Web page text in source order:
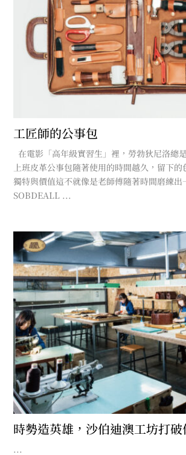
工匠師的公事包
在電影「高年級實習生」裡，勞勃狄尼洛總
上班皮革公事包隨著使用的時間越久，留下
獨特與價值這不就像是老師傅隨著時間磨練出
SOBDEALL ...
時勢造英雄，沙伯迪澳工坊打
...